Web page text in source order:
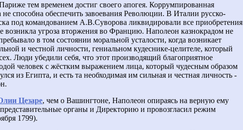
тем временем достиг своего апогея. Коррумпированная
способна обеспечить завоевания Революции. В Италии русско-
под командованием А.В.Суворова ликвидировали все приобретения
возникла угроза вторжения во Францию. Наполеон казнокрадом не
в том состоянии моральной усталости, когда возникает
и честной личности, гениальном кудеснике-целителе, который
Люди убедили себя, что этот производящий благоприятное
человек с жёстким выражением лица, который чудесным образом
из Египта, и есть та необходимая им сильная и честная личность -
Цезаре, чем о Вашингтоне, Наполеон опираясь на верную ему
органы и Директорию и провозгласил режим
1799).